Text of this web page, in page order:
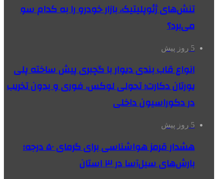
تنش‌های ژئوپلیتیک، بازار خودرو را به کدام سو
می‌برد؟
5 روز پیش
انواع قاب بندی دیوار با گچبری پیش ساخته پلی
یورتان دکارت؛ تحولی لوکس، فوری و بدون تخریب
در دکوراسیون داخلی
5 روز پیش
هشدار قرمز هواشناسی برای گرمای ۵۰ درجه؛
بارش‌های سیل‌آسا در ۳ استان